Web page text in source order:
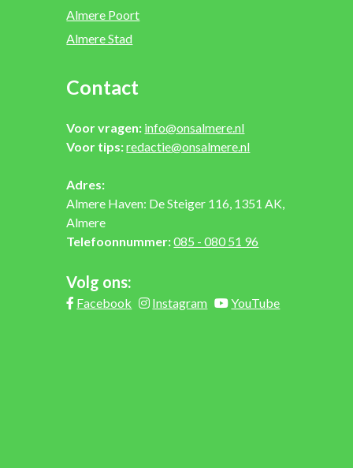
Almere Poort
Almere Stad
Contact
Voor vragen: info@onsalmere.nl
Voor tips:redactie@onsalmere.nl
Adres:
Almere Haven: De Steiger 116, 1351 AK,
Almere
Telefoonnummer:085 - 080 51 96
Volg ons:
Facebook Instagram YouTube